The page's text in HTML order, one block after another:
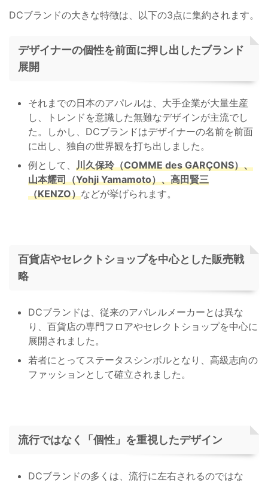
DCブランドの大きな特徴は、以下の3点に集約されます。
デザイナーの個性を前面に押し出したブランド
展開
それまでの日本のアパレルは、大手企業が大量生産
し、トレンドを意識した無難なデザインが主流でし
た。しかし、DCブランドはデザイナーの名前を前面
に出し、独自の世界観を打ち出しました。
例として、 川久保玲（COMME des GARÇONS）、
山本耀司（Yohji Yamamoto）、高田賢三
（KENZO）などが挙げられます。
百貨店やセレクトショップを中心とした販売戦
略
DCブランドは、従来のアパレルメーカーとは異な
り、百貨店の専門フロアやセレクトショップを中心に
展開されました。
若者にとってステータスシンボルとなり、高級志向の
ファッションとして確立されました。
流行ではなく「個性」を重視したデザイン
DCブランドの多くは、流行に左右されるのではな